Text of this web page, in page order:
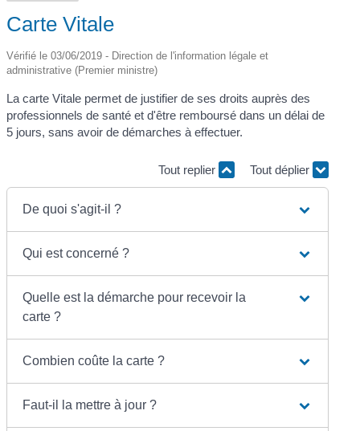
Carte Vitale
Vérifié le 03/06/2019 - Direction de l'information légale et
administrative (Premier ministre)
La carte Vitale permet de justifier de ses droits auprès des
professionnels de santé et d'être remboursé dans un délai de
5 jours, sans avoir de démarches à effectuer.
Tout replier Tout déplier
De quoi s'agit-il ?
Qui est concerné ?
Quelle est la démarche pour recevoir la
carte ?
Combien coûte la carte ?
Faut-il la mettre à jour ?